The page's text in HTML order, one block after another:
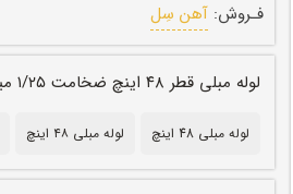
فـروش: آهن سِل
لوله مبلی قطر ۴۸ اینچ ضخامت ۱/۲۵ میل طول ۶ متر
لوله مبلی 48 اینچ لوله مبلی ۴۸ اینچ